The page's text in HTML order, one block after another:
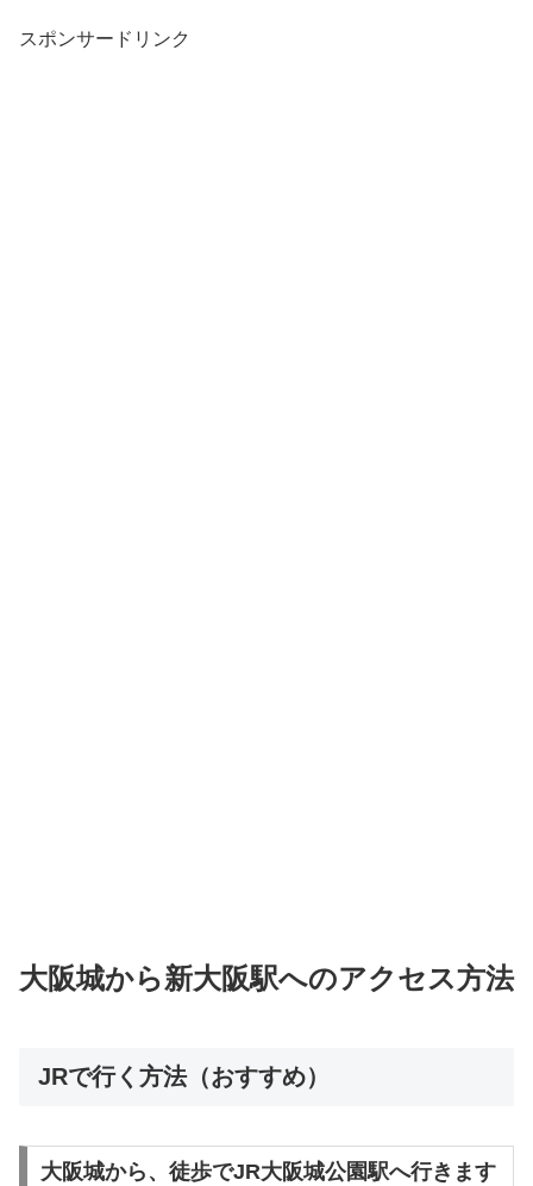
スポンサードリンク
大阪城から新大阪駅へのアクセス方法
JRで行く方法（おすすめ）
大阪城から、徒歩でJR大阪城公園駅へ行きます